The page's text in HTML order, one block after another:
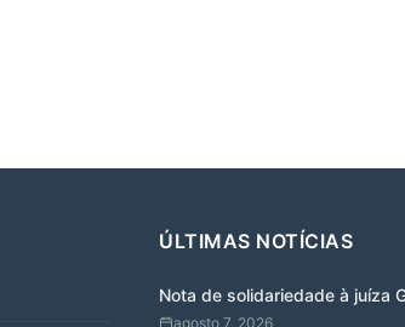
ÚLTIMAS NOTÍCIAS
Nota de solidariedade à juíza
agosto 7, 2026